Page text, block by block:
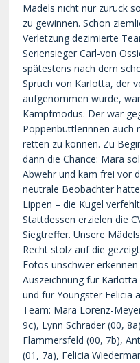
Mädels nicht nur zurück
zu gewinnen. Schon
Verletzung dezimierte
Seriensieger Carl-von
spätestens nach dem
Spruch von Karlotta, der
aufgenommen wurde,
Kampfmodus. Der war
Poppenbüttlerinnen auch
retten zu können. Zu
dann die Chance: Mara
Abwehr und kam frei vor
neutrale Beobachter
Lippen – die Kugel
Stattdessen erzielen die
Siegtreffer. Unsere
Recht stolz auf die
Fotos unschwer
Auszeichnung für
und für Youngster Felicia
Team: Mara Lorenz-
9c), Lynn Schrader (00,
Flammersfeld (00, 7b),
(01, 7a), Felicia